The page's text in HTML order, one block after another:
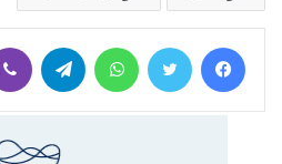
فيسبوك تويتر واتساب تيلقرام